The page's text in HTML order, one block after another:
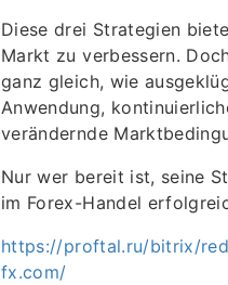
Diese drei Strategien
Markt zu verbessern.
ganz gleich, wie
Anwendung,
verändernde
Nur wer bereit ist, seine
im Forex-Handel
https://proftal.ru/bitrix/
fx.com/